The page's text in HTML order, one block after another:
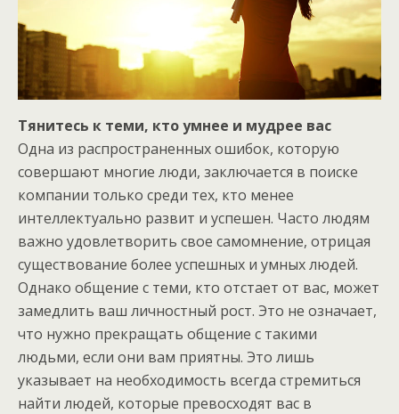
Тянитесь к теми, кто умнее и мудрее вас
Одна из распространенных ошибок, которую
совершают многие люди, заключается в поиске
компании только среди тех, кто менее
интеллектуально развит и успешен. Часто людям
важно удовлетворить свое самомнение, отрицая
существование более успешных и умных людей.
Однако общение с теми, кто отстает от вас, может
замедлить ваш личностный рост. Это не означает,
что нужно прекращать общение с такими
людьми, если они вам приятны. Это лишь
указывает на необходимость всегда стремиться
найти людей, которые превосходят вас в